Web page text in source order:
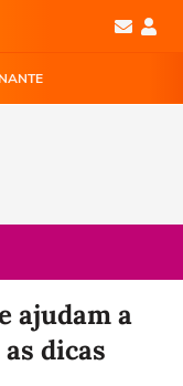
ajudam a
dicas